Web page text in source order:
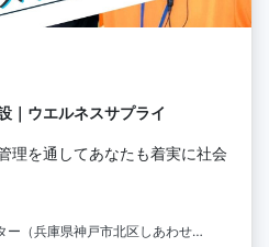
｜ウエルネスサプライ
理を通してあなたも着実に社会
しあわせの村 温泉健康センター（兵庫県神戸市北区しあわせの村1-2）